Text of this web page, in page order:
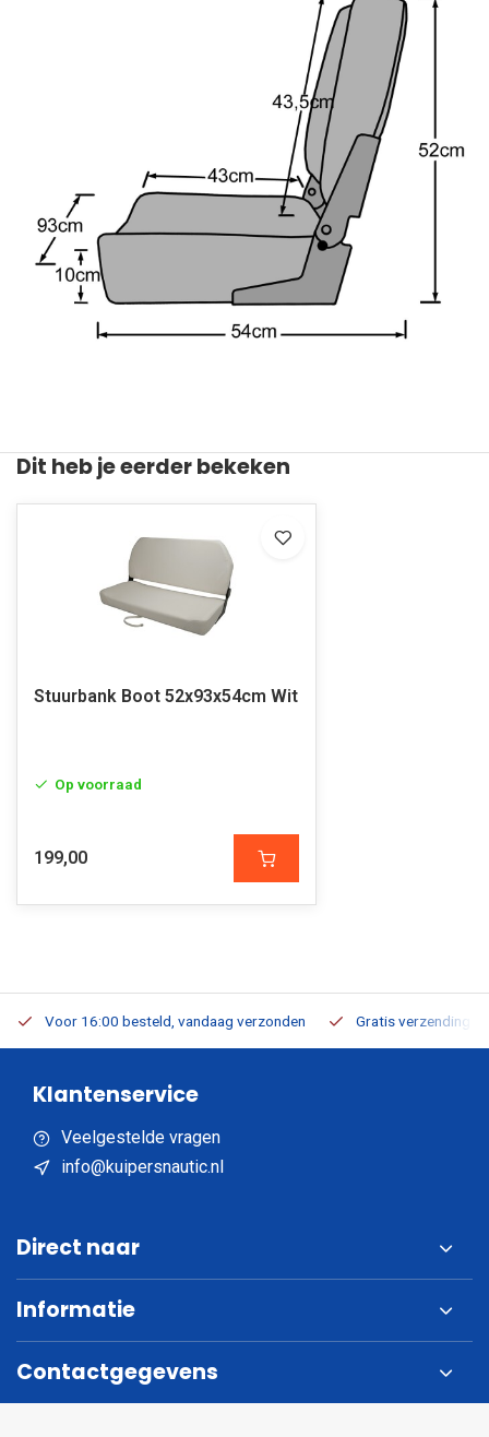
Dit heb je eerder bekeken
Stuurbank Boot 52x93x54cm Wit
Op voorraad
199,00
Voor 16:00 besteld, vandaag verzonden Gratis verzending
Klantenservice
Veelgestelde vragen
info@kuipersnautic.nl
Direct naar
Informatie
Contactgegevens